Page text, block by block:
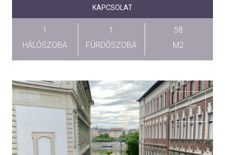
KAPCSOLAT
1
HÁLÓSZOBA
1
FÜRDŐSZOBA
58
M2